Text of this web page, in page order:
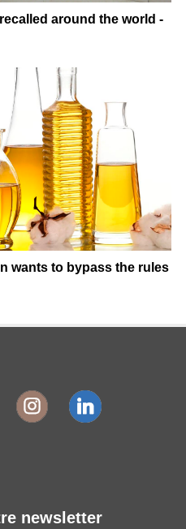
around the world -
wants to bypass the rules
newsletter